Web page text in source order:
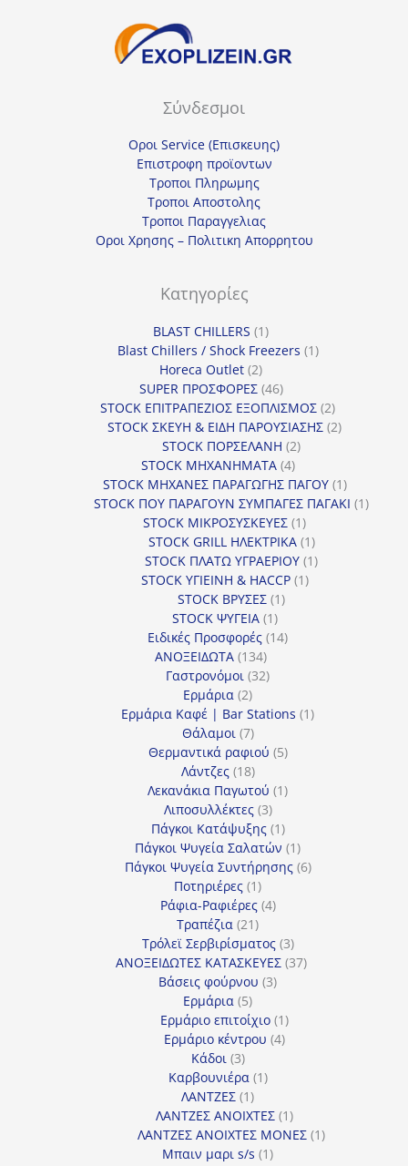
Σύνδεσμοι
Οροι Service (Επισκευης)
Επιστροφη προϊοντων
Τροποι Πληρωμης
Τροποι Αποστολης
Τροποι Παραγγελιας
Οροι Χρησης – Πολιτικη Απορρητου
Κατηγορίες
BLAST CHILLERS 11
προϊόν
Blast Chillers / Shock Freezers 11
Horeca Outlet 22
προϊόντα
SUPER ΠΡΟΣΦΟΡΕΣ 4646
προϊόντα
STOCK ΕΠΙΤΡΑΠΕΖΙΟΣ ΕΞΟΠΛΙΣΜΟΣ 22
προϊόντα
STOCK ΣΚΕΥΗ & ΕΙΔΗ ΠΑΡΟΥΣΙΑΣΗΣ 22
STOCK ΠΟΡΣΕΛΑΝΗ 22
STOCK ΜΗΧΑΝΗΜΑΤΑ 44
προϊόντα
STOCK ΜΗΧΑΝΕΣ ΠΑΡΑΓΩΓΗΣ ΠΑΓΟΥ 11
προϊόν
STOCK ΠΟΥ ΠΑΡΑΓΟΥΝ ΣΥΜΠΑΓΕΣ ΠΑΓΑΚΙ 11
STOCK ΜΙΚΡΟΣΥΣΚΕΥΕΣ 11
προϊόν
STOCK GRILL ΗΛΕΚΤΡΙΚΑ 11
προϊόν
STOCK ΠΛΑΤΩ ΥΓΡΑΕΡΙΟΥ 11
STOCK ΥΓΙΕΙΝΗ & HACCP 11
STOCK ΒΡΥΣΕΣ 11
STOCK ΨΥΓΕΙΑ 11
προϊόν
Ειδικές Προσφορές 1414
ΑΝΟΞΕΙΔΩΤΑ 134134
προϊόντα
Γαστρονόμοι 3232
Ερμάρια 22
προϊόντα
Ερμάρια Καφέ | Bar Stations 11
Θάλαμοι 77
προϊόντα
Θερμαντικά ραφιού 55
Λάντζες 1818
προϊόντα
Λεκανάκια Παγωτού 11
Λιποσυλλέκτες 33
προϊόντα
Πάγκοι Κατάψυξης 11
προϊόν
Πάγκοι Ψυγεία Σαλατών 11
προϊόν
Πάγκοι Ψυγεία Συντήρησης 66
Ποτηριέρες 11
προϊόν
Ράφια-Ραφιέρες 44
Τραπέζια 2121
προϊόντα
Τρόλεϊ Σερβιρίσματος 33
προϊόντα
ΑΝΟΞΕΙΔΩΤΕΣ ΚΑΤΑΣΚΕΥΕΣ 3737
Βάσεις φούρνου 33
Ερμάρια 55
προϊόντα
Ερμάριο επιτοίχιο 11
προϊόν
Ερμάριο κέντρου 44
Κάδοι 33
προϊόντα
Καρβουνιέρα 11
ΛΑΝΤΖΕΣ 11
προϊόν
ΛΑΝΤΖΕΣ ΑΝΟΙΧΤΕΣ 11
προϊόν
ΛΑΝΤΖΕΣ ΑΝΟΙΧΤΕΣ ΜΟΝΕΣ 11
Μπαιν μαρι s/s 11